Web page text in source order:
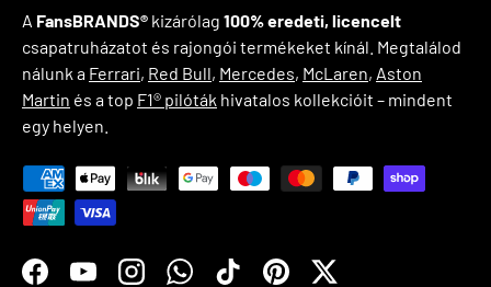
A FansBRANDS® kizárólag 100% eredeti, licencelt
csapatruházatot és rajongói termékeket kínál. Megtalálod
nálunk a Ferrari, Red Bull, Mercedes, McLaren, Aston
Martin és a top F1® pilóták hivatalos kollekcióit – mindent
egy helyen.
Elfogadott fizetési módok